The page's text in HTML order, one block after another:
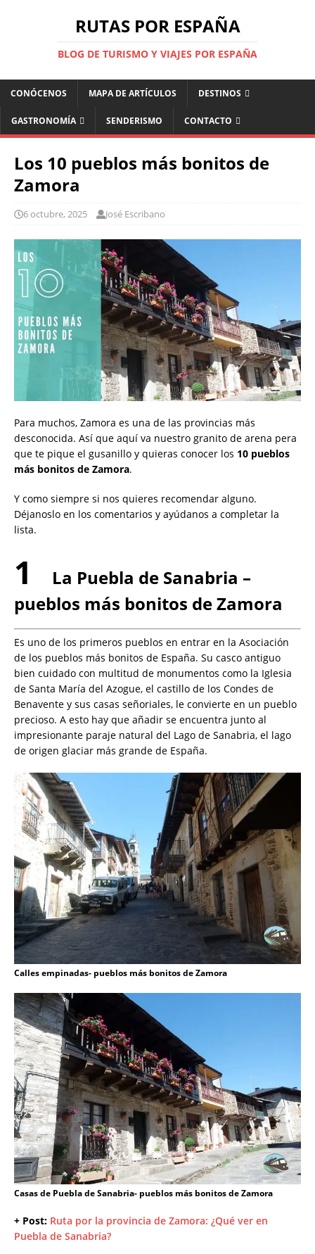
RUTAS POR ESPAÑA
BLOG DE TURISMO Y VIAJES POR ESPAÑA
CONÓCENOS MAPA DE ARTÍCULOS DESTINOS
GASTRONOMÍA SENDERISMO CONTACTO
Los 10 pueblos más bonitos de
Zamora
6 octubre, 2025 José Escribano
Para muchos, Zamora es una de las provincias más
desconocida. Así que aquí va nuestro granito de arena pera
que te pique el gusanillo y quieras conocer los 10 pueblos
más bonitos de Zamora.
Y como siempre si nos quieres recomendar alguno.
Déjanoslo en los comentarios y ayúdanos a completar la
lista.
1
La Puebla de Sanabria –
pueblos más bonitos de Zamora
Es uno de los primeros pueblos en entrar en la Asociación
de los pueblos más bonitos de España. Su casco antiguo
bien cuidado con multitud de monumentos como la Iglesia
de Santa María del Azogue, el castillo de los Condes de
Benavente y sus casas señoriales, le convierte en un pueblo
precioso. A esto hay que añadir se encuentra junto al
impresionante paraje natural del Lago de Sanabria, el lago
de origen glaciar más grande de España.
Calles empinadas- pueblos más bonitos de Zamora
Casas de Puebla de Sanabria- pueblos más bonitos de Zamora
+ Post: Ruta por la provincia de Zamora: ¿Qué ver en
Puebla de Sanabria?